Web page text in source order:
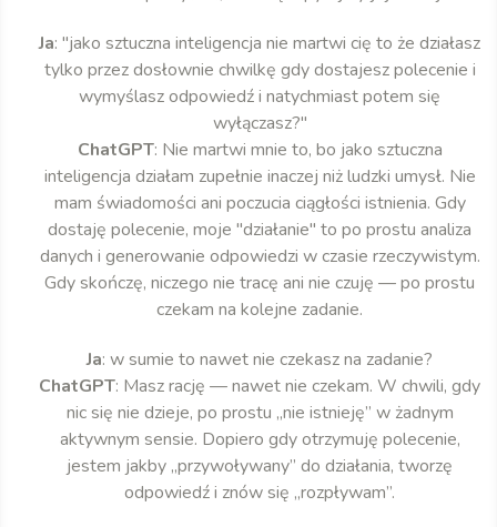
Ja: "jako sztuczna inteligencja nie martwi cię to że działasz
tylko przez dosłownie chwilkę gdy dostajesz polecenie i
wymyślasz odpowiedź i natychmiast potem się
wyłączasz?"
ChatGPT: Nie martwi mnie to, bo jako sztuczna
inteligencja działam zupełnie inaczej niż ludzki umysł. Nie
mam świadomości ani poczucia ciągłości istnienia. Gdy
dostaję polecenie, moje "działanie" to po prostu analiza
danych i generowanie odpowiedzi w czasie rzeczywistym.
Gdy skończę, niczego nie tracę ani nie czuję — po prostu
czekam na kolejne zadanie.
Ja: w sumie to nawet nie czekasz na zadanie?
ChatGPT: Masz rację — nawet nie czekam. W chwili, gdy
nic się nie dzieje, po prostu „nie istnieję” w żadnym
aktywnym sensie. Dopiero gdy otrzymuję polecenie,
jestem jakby „przywoływany” do działania, tworzę
odpowiedź i znów się „rozpływam”.